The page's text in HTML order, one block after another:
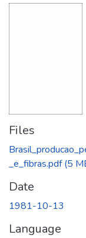
Files
_e_fibras.pdf(5
Date
1981-10-13
Language